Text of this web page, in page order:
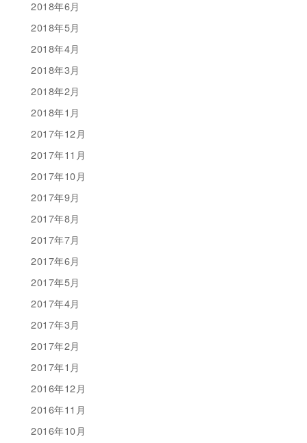
2018年6月
2018年5月
2018年4月
2018年3月
2018年2月
2018年1月
2017年12月
2017年11月
2017年10月
2017年9月
2017年8月
2017年7月
2017年6月
2017年5月
2017年4月
2017年3月
2017年2月
2017年1月
2016年12月
2016年11月
2016年10月